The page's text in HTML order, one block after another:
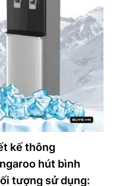
kế thông
hút bình
tượng sử dụng: